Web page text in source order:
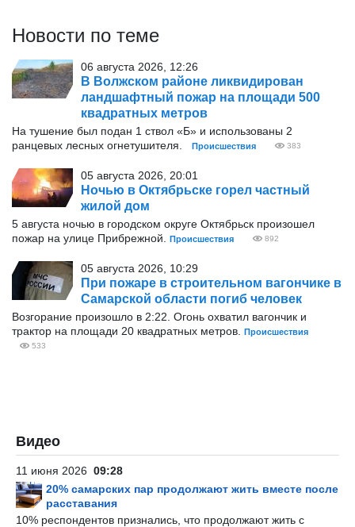
Новости по теме
06 августа 2026, 12:26
В Волжском районе ликвидирован
ландшафтный пожар на площади 500
квадратных метров
На тушение был подан 1 ствол «Б» и использованы 2
ранцевых лесных огнетушителя.
Происшествия 383
05 августа 2026, 20:01
Ночью в Октябрьске горел частный
жилой дом
5 августа ночью в городском округе Октябрьск произошел
пожар на улице Прибрежной.
Происшествия 892
05 августа 2026, 10:29
При пожаре в строительном вагончике в
Самарской области погиб человек
Возгорание произошло в 2:22. Огонь охватил вагончик и
трактор на площади 20 квадратных метров.
Происшествия
533
Видео
11 июня 2026 09:28
20% самарских пар продолжают жить вместе после
расставания
10% респондентов признались, что продолжают жить с